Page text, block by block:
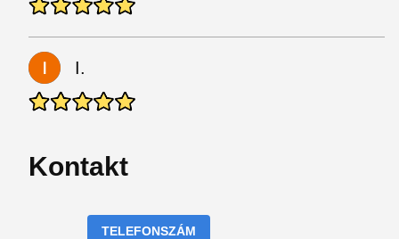
I.
Kontakt
TELEFONSZÁM